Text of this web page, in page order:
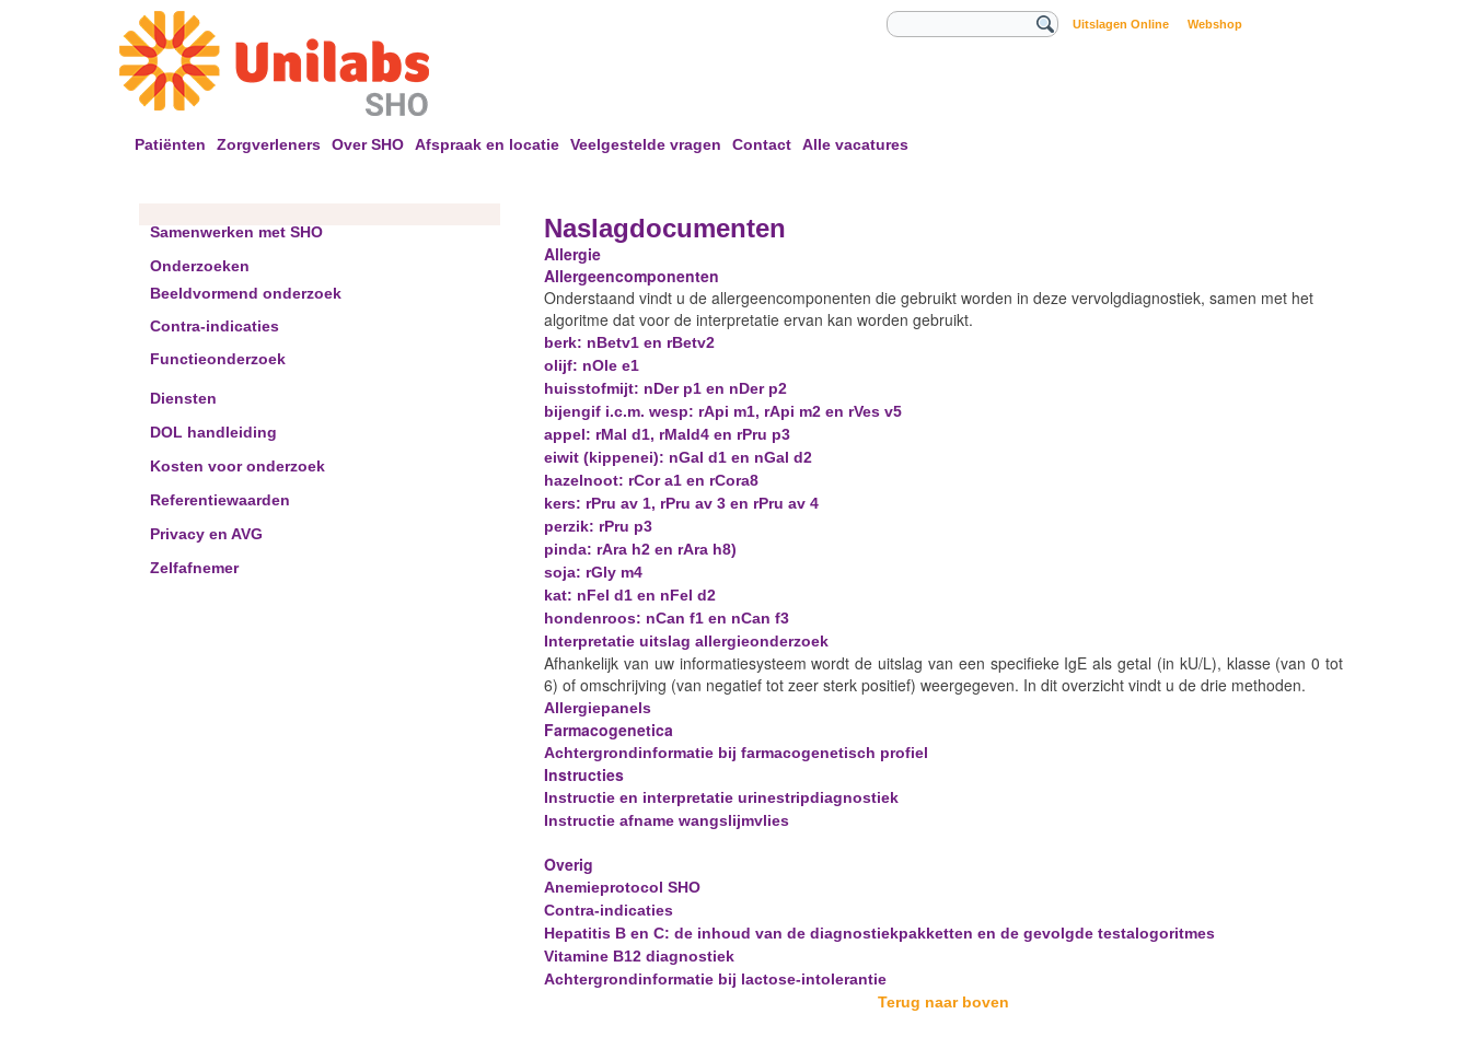
Uitslagen Online Webshop
Patiënten Zorgverleners Over SHO Afspraak en locatie Veelgestelde vragen Contact Alle vacatures
Samenwerken met SHO
Onderzoeken
Beeldvormend onderzoek
Contra-indicaties
Functieonderzoek
Diensten
DOL handleiding
Kosten voor onderzoek
Referentiewaarden
Privacy en AVG
Zelfafnemer
Naslagdocumenten
Allergie
Allergeencomponenten
Onderstaand vindt u de allergeencomponenten die gebruikt worden in deze vervolgdiagnostiek, samen met het
algoritme dat voor de interpretatie ervan kan worden gebruikt.
berk: nBetv1 en rBetv2
olijf: nOle e1
huisstofmijt: nDer p1 en nDer p2
bijengif i.c.m. wesp: rApi m1, rApi m2 en rVes v5
appel: rMal d1, rMald4 en rPru p3
eiwit (kippenei): nGal d1 en nGal d2
hazelnoot: rCor a1 en rCora8
kers: rPru av 1, rPru av 3 en rPru av 4
perzik: rPru p3
pinda: rAra h2 en rAra h8)
soja: rGly m4
kat: nFel d1 en nFel d2
hondenroos: nCan f1 en nCan f3
Interpretatie uitslag allergieonderzoek
Afhankelijk van uw informatiesysteem wordt de uitslag van een specifieke IgE als getal (in kU/L), klasse (van 0 tot
6) of omschrijving (van negatief tot zeer sterk positief) weergegeven. In dit overzicht vindt u de drie methoden.
Allergiepanels
Farmacogenetica
Achtergrondinformatie bij farmacogenetisch profiel
Instructies
Instructie en interpretatie urinestripdiagnostiek
Instructie afname wangslijmvlies
Overig
Anemieprotocol SHO
Contra-indicaties
Hepatitis B en C: de inhoud van de diagnostiekpakketten en de gevolgde testalogoritmes
Vitamine B12 diagnostiek
Achtergrondinformatie bij lactose-intolerantie
Terug naar boven